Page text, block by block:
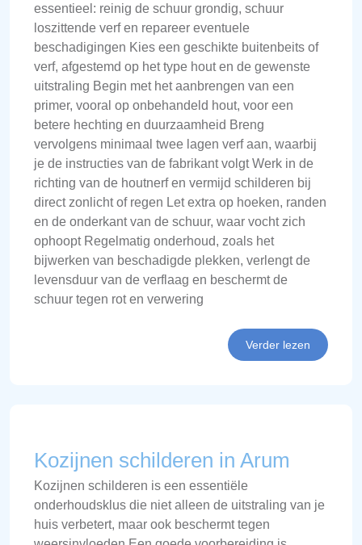
essentieel: reinig de schuur grondig, schuur
loszittende verf en repareer eventuele
beschadigingen Kies een geschikte buitenbeits of
verf, afgestemd op het type hout en de gewenste
uitstraling Begin met het aanbrengen van een
primer, vooral op onbehandeld hout, voor een
betere hechting en duurzaamheid Breng
vervolgens minimaal twee lagen verf aan, waarbij
je de instructies van de fabrikant volgt Werk in de
richting van de houtnerf en vermijd schilderen bij
direct zonlicht of regen Let extra op hoeken, randen
en de onderkant van de schuur, waar vocht zich
ophoopt Regelmatig onderhoud, zoals het
bijwerken van beschadigde plekken, verlengt de
levensduur van de verflaag en beschermt de
schuur tegen rot en verwering
Verder lezen
Kozijnen schilderen in Arum
Kozijnen schilderen is een essentiële
onderhoudsklus die niet alleen de uitstraling van je
huis verbetert, maar ook beschermt tegen